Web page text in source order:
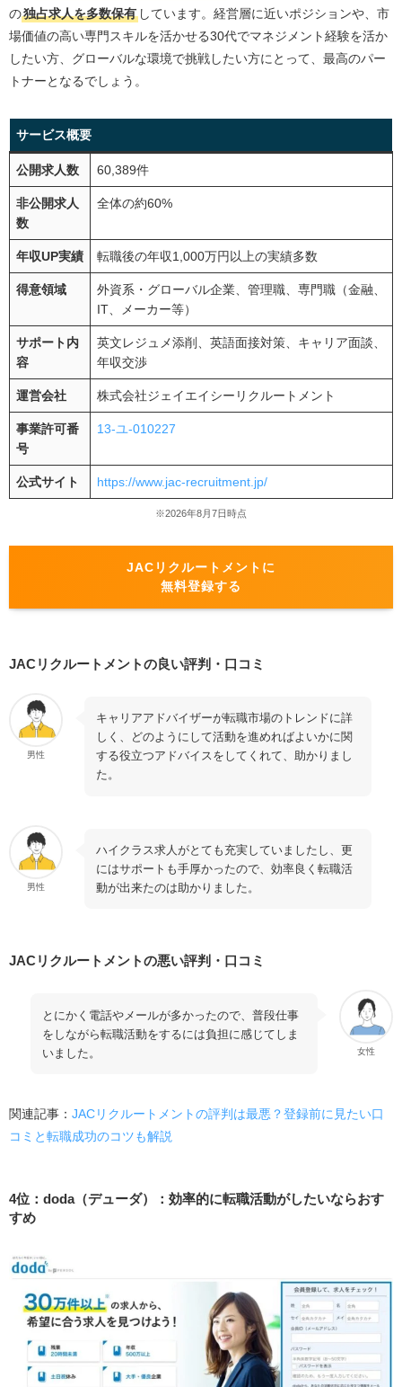
の独占求人を多数保有しています。経営層に近いポジションや、市
場価値の高い専門スキルを活かせる30代でマネジメント経験を活か
したい方、グローバルな環境で挑戦したい方にとって、最高のパー
トナーとなるでしょう。
サービス概要
公開求人数 60,389件
非公開求人
数
全体の約60%
年収UP実績 転職後の年収1,000万円以上の実績多数
得意領域
外資系・グローバル企業、管理職、専門職（金融、
IT、メーカー等）
サポート内
容
英文レジュメ添削、英語面接対策、キャリア面談、
年収交渉
運営会社 株式会社ジェイエイシーリクルートメント
事業許可番
号
13-ユ-010227
公式サイト https://www.jac-recruitment.jp/
※2026年8月7日時点
JACリクルートメントに
無料登録する
JACリクルートメントの良い評判・口コミ
男性
キャリアアドバイザーが転職市場のトレンドに詳
しく、どのようにして活動を進めればよいかに関
する役立つアドバイスをしてくれて、助かりまし
た。
男性
ハイクラス求人がとても充実していましたし、更
にはサポートも手厚かったので、効率良く転職活
動が出来たのは助かりました。
JACリクルートメントの悪い評判・口コミ
女性
とにかく電話やメールが多かったので、普段仕事
をしながら転職活動をするには負担に感じてしま
いました。
関連記事： JACリクルートメントの評判は最悪？登録前に見たい口
コミと転職成功のコツも解説
4位：doda（デューダ）：効率的に転職活動がしたいならおす
すめ